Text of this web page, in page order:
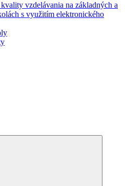
vzdelávania na základných a
s využitím elektronického